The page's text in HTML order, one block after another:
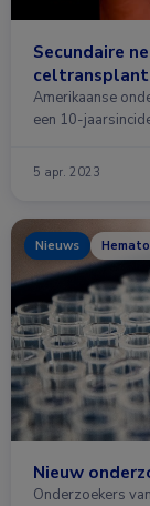
Secundaire
Amerikaanse
een 10-
5 apr. 2023
Nieuws
Nieuw
Onderzoekers